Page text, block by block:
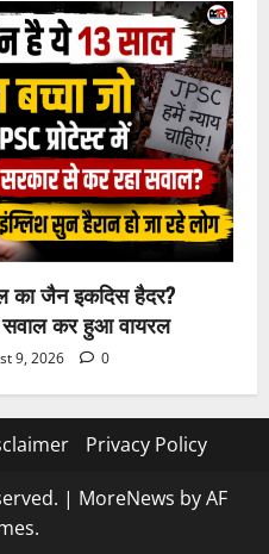
का जैन इकदिस हैदर?
सवाल कर हुआ वायरल
9, 2026 0
Privacy Policy
| MoreNews by AF